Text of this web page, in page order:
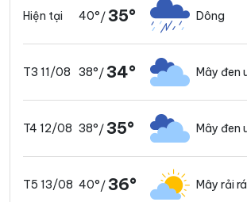
Hiện tại 40°/ 35° Dông
T3 11/08 38°/ 34° Mây đen
T4 12/08 38°/ 35° Mây đen
T5 13/08 40°/ 36° Mây rải